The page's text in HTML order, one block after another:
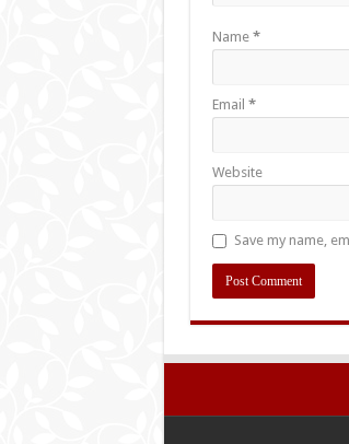
Name *
Email *
Website
Save my name,